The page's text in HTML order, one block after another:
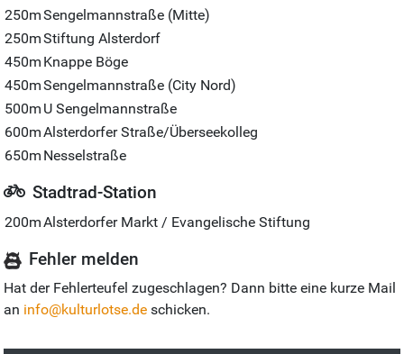
250mSengelmannstraße (Mitte)
250mStiftung Alsterdorf
450m Knappe Böge
450mSengelmannstraße (City Nord)
500m U Sengelmannstraße
600mAlsterdorfer Straße/Überseekolleg
650m Nesselstraße
Stadtrad-Station
200mAlsterdorfer Markt / Evangelische Stiftung
Fehler melden
Hat der Fehlerteufel zugeschlagen? Dann bitte eine kurze Mail
an info@kulturlotse.de schicken.